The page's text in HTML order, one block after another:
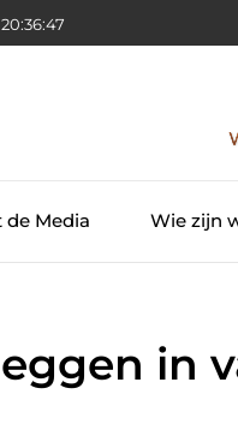
20:36:48
de Media Wie zijn
in